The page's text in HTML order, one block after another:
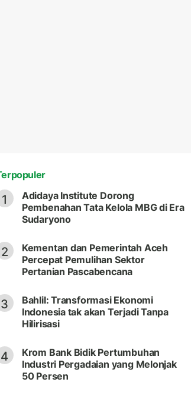
1
Adidaya Institute Dorong
Pembenahan Tata Kelola MBG di Era
Sudaryono
2
Kementan dan Pemerintah Aceh
Percepat Pemulihan Sektor
Pertanian Pascabencana
3
Bahlil: Transformasi Ekonomi
Indonesia tak akan Terjadi Tanpa
Hilirisasi
4
Krom Bank Bidik Pertumbuhan
Industri Pergadaian yang Melonjak
50 Persen